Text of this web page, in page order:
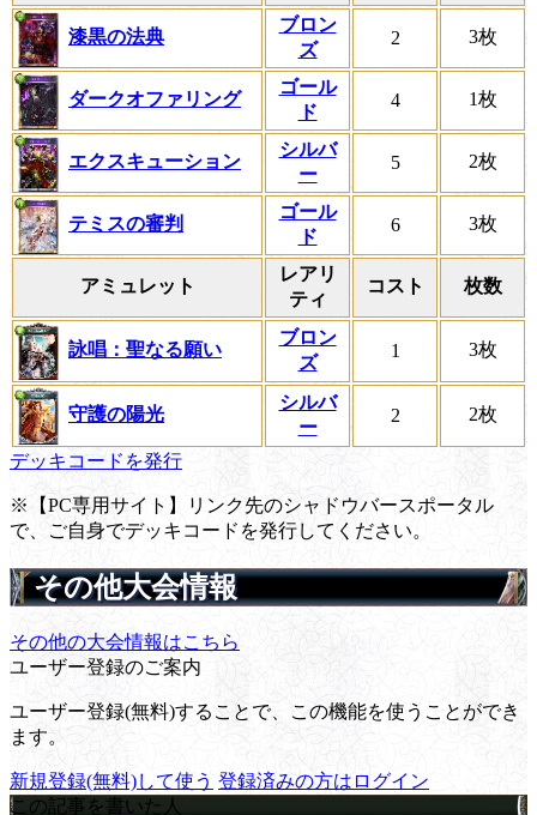
漆黒の法典
ブロン
ズ
2 3枚
ダークオファリング
ゴール
ド
4 1枚
エクスキューション
シルバ
ー
5 2枚
テミスの審判
ゴール
ド
6 3枚
アミュレット
レアリ
ティ
コスト 枚数
詠唱：聖なる願い
ブロン
ズ
1 3枚
守護の陽光
シルバ
ー
2 2枚
デッキコードを発行
※【PC専用サイト】リンク先のシャドウバースポータル
で、ご自身でデッキコードを発行してください。
その他大会情報
その他の大会情報はこちら
ユーザー登録のご案内
ユーザー登録(無料)することで、この機能を使うことができ
ます。
新規登録(無料)して使う 登録済みの方はログイン
この記事を書いた人